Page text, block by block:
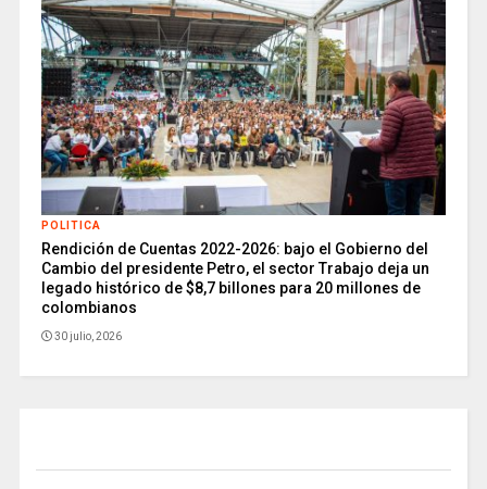
POLITICA
Rendición de Cuentas 2022-2026: bajo el Gobierno del
Cambio del presidente Petro, el sector Trabajo deja un
legado histórico de $8,7 billones para 20 millones de
colombianos
30 julio, 2026